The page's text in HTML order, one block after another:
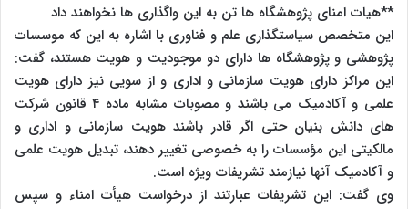
**هیات امنای پژوهشگاه ها تن به این واگذاری ها نخواهند داد
این متخصص سیاستگذاری علم و فناوری با اشاره به این که موسسات
پژوهشی و پژوهشگاه ها دارای دو موجودیت و هویت هستند، گفت:
این مراکز دارای هویت سازمانی و اداری و از سویی نیز دارای هویت
علمی و آکادمیک می باشند و مصوبات مشابه ماده ۴ قانون شرکت
های دانش بنیان حتی اگر قادر باشند هویت سازمانی و اداری و
مالکیتی این مؤسسات را به خصوصی تغییر دهند، تبدیل هویت علمی
و آکادمیک آنها نیازمند تشریفات ویژه است.
وی گفت: این تشریفات عبارتند از درخواست هیأت امناء و سپس